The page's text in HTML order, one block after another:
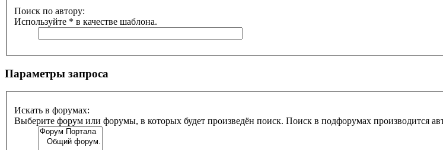
Поиск по автору:
Используйте * в качестве шаблона.
Параметры запроса
Искать в форумах:
Выберите форум или форумы, в которых будет произведён поиск. Поиск в подфорумах производится